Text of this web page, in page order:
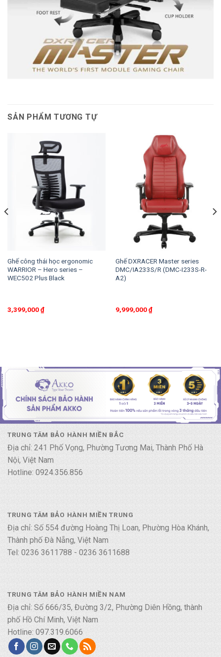
SẢN PHẨM TƯƠNG TỰ
Ghế công thái học ergonomic
WARRIOR – Hero series –
WEC502 Plus Black
3,399,000₫
Ghế DXRACER Master series
DMC/IA233S/R (DMC-I233S-R-
A2)
9,999,000₫
TRUNG TÂM BẢO HÀNH MIỀN BẮC
Địa chỉ: 241 Phố Vọng, Phường Tương Mai, Thành Phố Hà
Nội, Việt Nam
Hotline: 0924.356.856
TRUNG TÂM BẢO HÀNH MIỀN TRUNG
Địa chỉ: Số 554 đường Hoàng Thị Loan, Phường Hòa Khánh,
Thành phố Đà Nẵng, Việt Nam
Tel: 0236 3611788 - 0236 3611688
TRUNG TÂM BẢO HÀNH MIỀN NAM
Địa chỉ: Số 666/35, Đường 3/2, Phường Diên Hồng, thành
phố Hồ Chí Minh, Việt Nam
Hotline: 097.319.6066